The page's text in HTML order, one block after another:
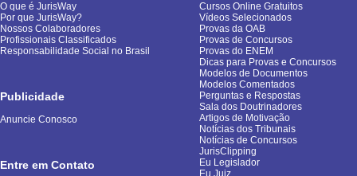
O que é JurisWay
Por que JurisWay?
Nossos Colaboradores
Profissionais Classificados
Responsabilidade Social no Brasil
Publicidade
Anuncie Conosco
Entre em Contato
Cursos Online Gratuitos
Vídeos Selecionados
Provas da OAB
Provas de Concursos
Provas do ENEM
Dicas para Provas e Concursos
Modelos de Documentos
Modelos Comentados
Perguntas e Respostas
Sala dos Doutrinadores
Artigos de Motivação
Notícias dos Tribunais
Notícias de Concursos
JurisClipping
Eu Legislador
Eu Juiz